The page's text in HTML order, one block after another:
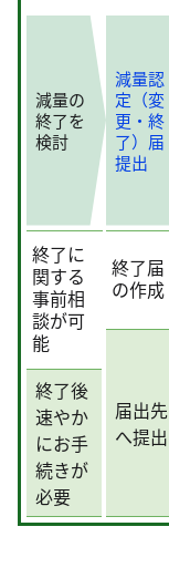
減量の
終了を
検討
終了に
関する
事前相
談が可
能
終了後
速やか
にお手
続きが
必要
減量認
定（変
更・終
了）届
提出
終了届
の作成
届出先
へ提出